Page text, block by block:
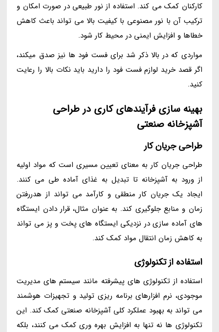
کارکنان کمک می کند. استفاده از نور طبیعی در صورت امکان و
ترکیب آن با نور مصنوعی با کیفیت بالا می تواند باعث کاهش
خطاها و افزایش ایمنی در محیط کار شود.
مواردی که در بالا ذکر شد برای فست فود ها نیز صدق میکند،
اگر قصد خرید لوازم فست فود را دارید باید نکات بالا را رعایت
کنید.
بهینه سازی فرآیندهای کاری در طراحی
آشپزخانه صنعتی
طراحی جریان کار
طراحی جریان کار به معنای تعیین مسیری است که مواد اولیه
از ورود به آشپزخانه تا تبدیل به غذای آماده طی می کنند.
ایجاد یک جریان کار منطقی و کارآمد می تواند از هدررفتن
زمان و منابع جلوگیری کند. به عنوان مثال، قرار دادن ایستگاه
های آماده سازی در نزدیکی ایستگاه های پخت و پز می تواند
به کاهش زمان انتقال مواد کمک کند.
استفاده از تکنولوژی
استفاده از تکنولوژی های پیشرفته مانند سیستم های مدیریت
موجودی، نرم افزارهای برنامه ریزی تولید و تجهیزات هوشمند
می تواند به بهبود عملکرد کلی آشپزخانه صنعتی کمک کند. این
تکنولوژی ها نه تنها به افزایش بهره وری کمک می کنند، بلکه